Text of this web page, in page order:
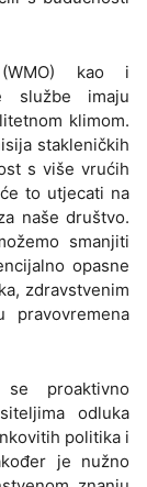
(WMO) kao i
službe imaju
klimom.
stakleničkih
s više vrućih
to utjecati na
naše društvo.
smanjiti
opasne
zdravstvenim
proaktivno
odluka
politika i
je nužno